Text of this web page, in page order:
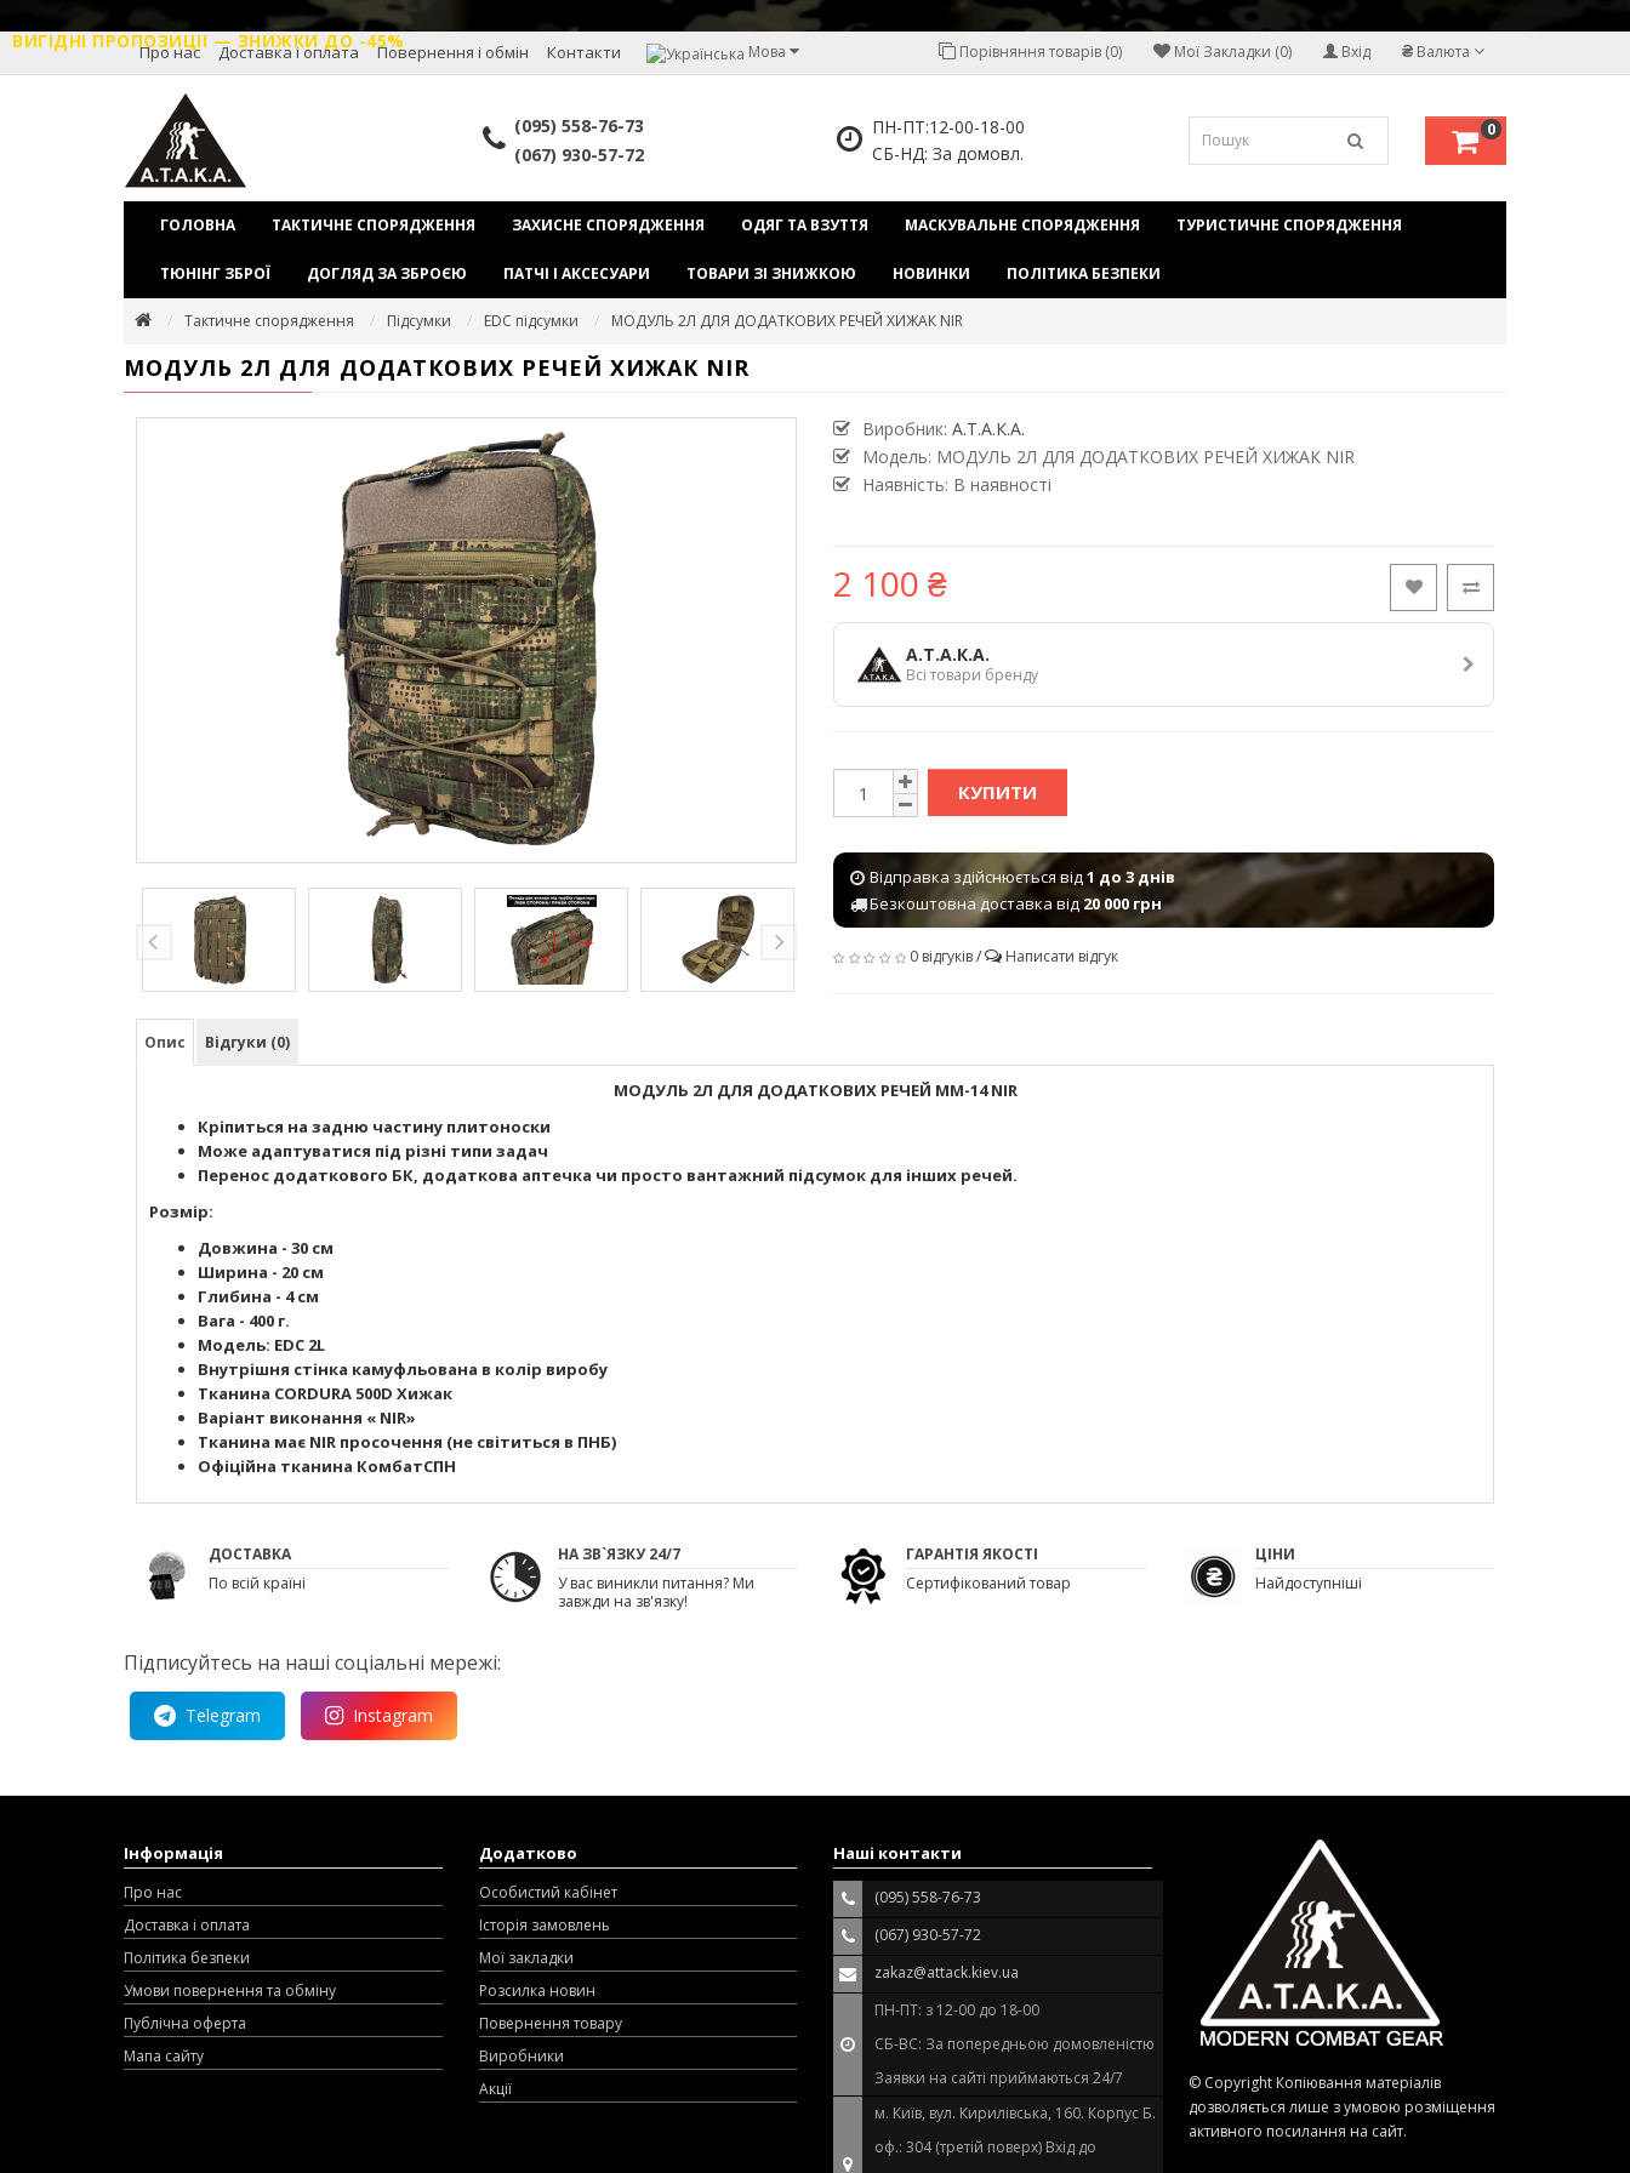
ВИГІДНІ ПРОПОЗИЦІІ — ЗНИЖКИ ДО -45%
Про нас Доставка і оплата Повернення і обмін Контакти ₴ Валюта
Мова Вхід
Мої Закладки (0)
Порівняння товарів (0)
(095) 558-76-73
(067) 930-57-72
ПН-ПТ:12-00-18-00
СБ-НД: За домовл.
0
ГОЛОВНА ТАКТИЧНЕ СПОРЯДЖЕННЯ ЗАХИСНЕ СПОРЯДЖЕННЯ ОДЯГ ТА ВЗУТТЯ МАСКУВАЛЬНЕ СПОРЯДЖЕННЯ ТУРИСТИЧНЕ СПОРЯДЖЕННЯ
ТЮНІНГ ЗБРОЇ ДОГЛЯД ЗА ЗБРОЄЮ ПАТЧІ І АКСЕСУАРИ ТОВАРИ ЗІ ЗНИЖКОЮ НОВИНКИ ПОЛІТИКА БЕЗПЕКИ
Тактичне спорядження Підсумки EDC підсумки МОДУЛЬ 2Л ДЛЯ ДОДАТКОВИХ РЕЧЕЙ ХИЖАК NIR
МОДУЛЬ 2Л ДЛЯ ДОДАТКОВИХ РЕЧЕЙ ХИЖАК NIR
Виробник: А.Т.А.К.А.
Модель: МОДУЛЬ 2Л ДЛЯ ДОДАТКОВИХ РЕЧЕЙ ХИЖАК NIR
Наявність: В наявності
2 100 ₴
А.Т.А.К.А.
Всі товари бренду
КУПИТИ
Відправка здійснюється від1 до 3 днів
Безкоштовна доставка від 20 000 грн
0 відгуків/ Написати відгук
Опис Відгуки (0)
МОДУЛЬ 2Л ДЛЯ ДОДАТКОВИХ РЕЧЕЙ MM-14 NIR
Кріпиться на задню частину плитоноски
Може адаптуватися під різні типи задач
Перенос додаткового БК, додаткова аптечка чи просто вантажний підсумок для інших речей.
Розмір:
Довжина - 30 см
Ширина - 20 см
Глибина - 4 см
Вага - 400 г.
Модель: EDC 2L
Внутрішня стінка камуфльована в колір виробу
Тканина CORDURA 500D Хижак
Варіант виконання « NIR»
Тканина має NIR просочення (не світиться в ПНБ)
Офіційна тканина КомбатСПН
ДОСТАВКА
По всій країні
НА ЗВ`ЯЗКУ 24/7
У вас виникли питання? Ми
завжди на зв'язку!
ГАРАНТІЯ ЯКОСТІ
Сертифікований товар
ЦІНИ
Найдоступніші
Підписуйтесь на наші соціальні мережі:
Telegram Instagram
Інформація
Про нас
Доставка і оплата
Політика безпеки
Умови повернення та обміну
Публічна оферта
Мапа сайту
Додатково
Особистий кабінет
Історія замовлень
Мої закладки
Розсилка новин
Повернення товару
Виробники
Акції
Наші контакти
(095) 558-76-73
(067) 930-57-72
zakaz@attack.kiev.ua
ПН-ПТ: з 12-00 до 18-00
СБ-ВС: За попередньою домовленістю
Заявки на сайті приймаються 24/7
м. Київ, вул. Кирилівська, 160. Корпус Б.
оф.: 304 (третій поверх) Вхід до
© Copyright Копіювання матеріалів
дозволяється лише з умовою розміщення
активного посилання на сайт.